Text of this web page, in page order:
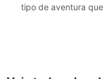
tipo de aventura